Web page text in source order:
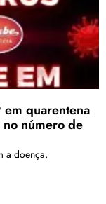
quarentena
número de
a doença,